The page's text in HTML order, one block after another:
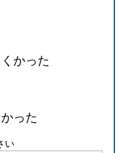
かった
った
い